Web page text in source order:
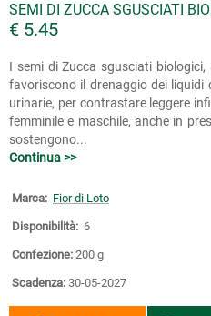
SEMI DI ZUCCA SGUSCIATI
€ 5.45
I semi di Zucca sgusciati
favoriscono il drenaggio dei liquidi
urinarie, per contrastare leggere
femminile e maschile, anche in
sostengono...
Continua >>
Marca: Fior di Loto
Disponibilità: 6
Confezione: 200 g
Scadenza: 30-05-2027